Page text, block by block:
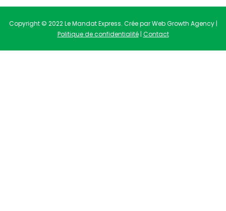
Copyright © 2022 Le Mandat Express. Crée par Web Growth Agency |
Politique de confidentialité| Contact